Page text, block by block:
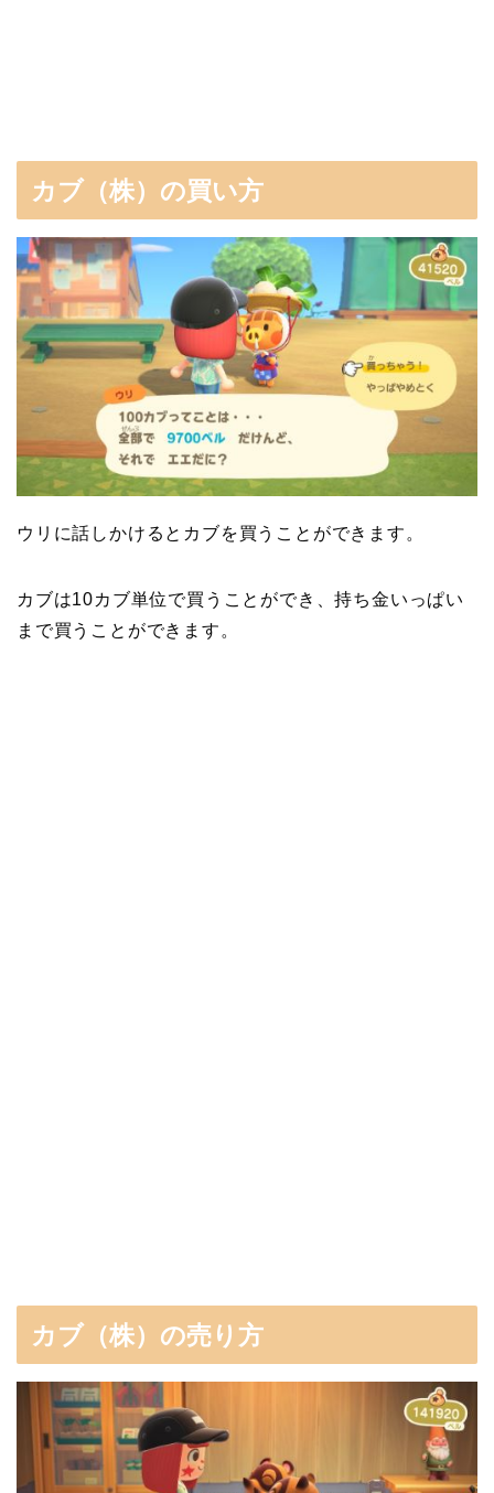
カブ（株）の買い方
ウリに話しかけるとカブを買うことができます。
カブは10カブ単位で買うことができ、持ち金いっぱい
まで買うことができます。
カブ（株）の売り方